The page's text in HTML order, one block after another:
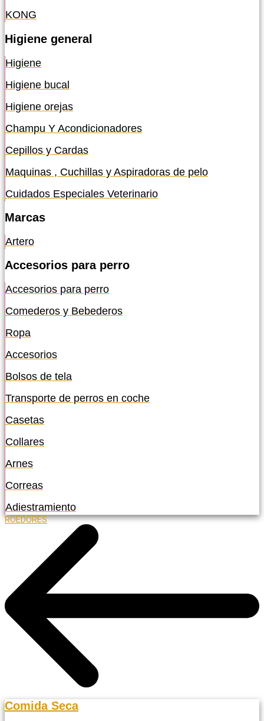
KONG
Higiene general
Higiene
Higiene bucal
Higiene orejas
Champu Y Acondicionadores
Cepillos y Cardas
Maquinas , Cuchillas y Aspiradoras de pelo
Cuidados Especiales Veterinario
Marcas
Artero
Accesorios para perro
Accesorios para perro
Comederos y Bebederos
Ropa
Accesorios
Bolsos de tela
Transporte de perros en coche
Casetas
Collares
Arnes
Correas
Adiestramiento
ROEDORES
Comida Seca